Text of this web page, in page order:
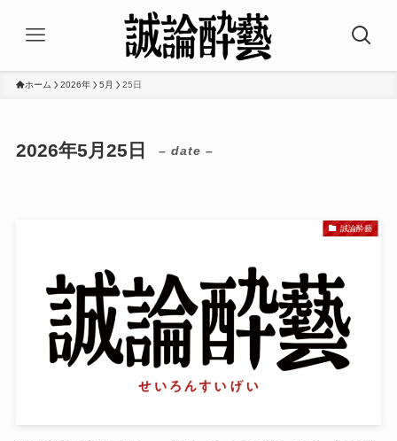
ホーム 2026年 5月 25日
2026年5月25日 – date –
誠論酔藝